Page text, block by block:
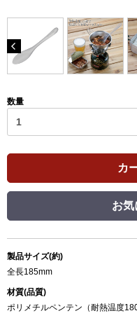
数量
カ
お気
製品サイズ(約)
全長185mm
材質(品質)
ポリメチルペンテン（耐熱温度